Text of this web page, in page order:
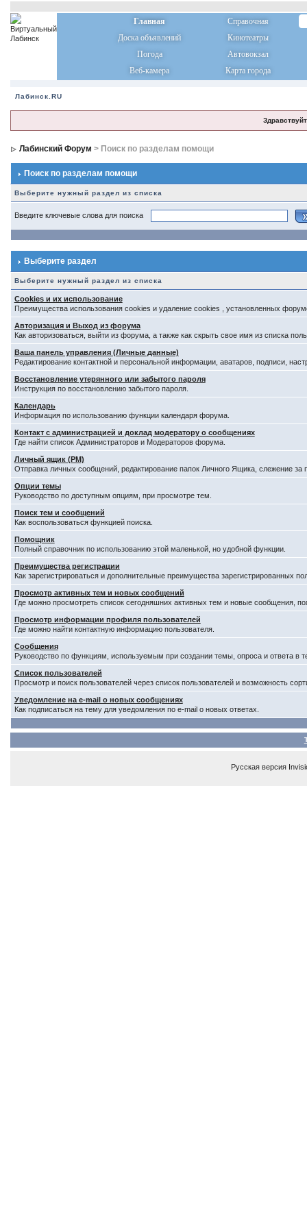
Главная
Справочная
Доска объявлений
Кинотеатры
Погода
Автовокзал
Веб-камера
Карта города
Лабинск.RU
Лабинский Форум > Поиск по разделам помощи
Поиск по разделам помощи
Выберите нужный раздел из списка
Введите ключевые слова для поиска
Выберите раздел
Выберите нужный раздел из списка
Cookies и их использование
Преимущества использования cookies и удаление cookies , установленных
Авторизация и Выход из форума
Как авторизоваться, выйти из форума, а также как скрыть свое имя из списка
Ваша панель управления (Личные данные)
Редактирование контактной и персональной информации, аватаров, подписи,
Восстановление утерянного или забытого пароля
Инструкция по восстановлению забытого пароля.
Календарь
Информация по использованию функции календаря форума.
Контакт с администрацией и доклад модератору о сообщениях
Где найти список Администраторов и Модераторов форума.
Личный ящик (PM)
Отправка личных сообщений, редактирование папок Личного Ящика, слежение
Опции темы
Руководство по доступным опциям, при просмотре тем.
Поиск тем и сообщений
Как воспользоваться функцией поиска.
Помощник
Полный справочник по использованию этой маленькой, но удобной функции.
Преимущества регистрации
Как зарегистрироваться и дополнительные преимущества зарегистрированных
Просмотр активных тем и новых сообщений
Где можно просмотреть список сегодняшних активных тем и новые сообщения,
Просмотр информации профиля пользователей
Где можно найти контактную информацию пользователя.
Сообщения
Руководство по функциям, используемым при создании темы, опроса и ответа в
Список пользователей
Просмотр и поиск пользователей через список пользователей и возможность
Уведомление на e-mail о новых сообщениях
Как подписаться на тему для уведомления по e-mail о новых ответах.
Русская версия